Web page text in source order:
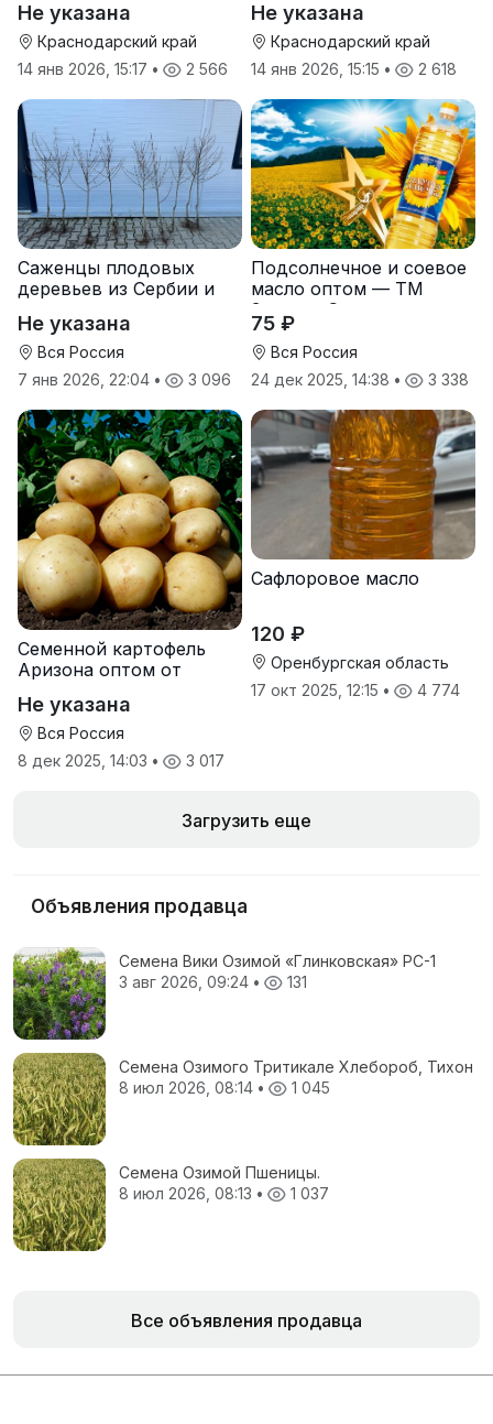
Не указана
Краснодарский край
14 янв 2026, 15:17 • 2 566
Не указана
Краснодарский край
14 янв 2026, 15:15 • 2 618
Саженцы плодовых
деревьев из Сербии и
Не указана
Вся Россия
7 янв 2026, 22:04 • 3 096
Подсолнечное и соевое
масло оптом — ТМ
Золотая Семечка
75 ₽
Вся Россия
24 дек 2025, 14:38 • 3 338
Семенной картофель
Аризона оптом от
Не указана
Вся Россия
8 дек 2025, 14:03 • 3 017
Сафлоровое масло
120 ₽
Оренбургская область
17 окт 2025, 12:15 • 4 774
Загрузить еще
Объявления продавца
Семена Вики Озимой «Глинковская» РС-1
3 авг 2026, 09:24 • 131
Семена Озимого Тритикале Хлебороб, Тихон
8 июл 2026, 08:14 • 1 045
Семена Озимой Пшеницы.
8 июл 2026, 08:13 • 1 037
Все объявления продавца